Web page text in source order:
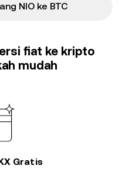
NIO ke BTC
fiat ke kripto
mudah
Gratis